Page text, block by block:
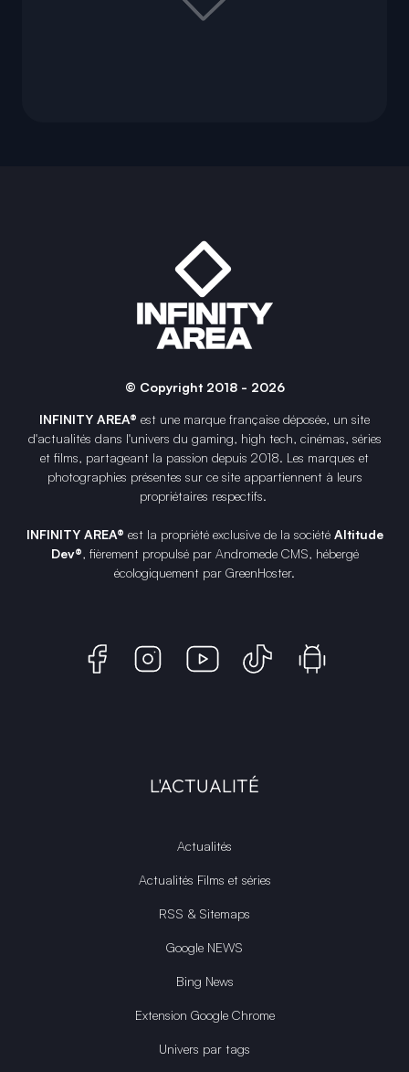
© Copyright 2018 - 2026
INFINITY AREA® est une marque française déposée, un site
d'actualités dans l'univers du gaming, high tech, cinémas, séries
et films, partageant la passion depuis 2018. Les marques et
photographies présentes sur ce site appartiennent à leurs
propriétaires respectifs.
INFINITY AREA® est la propriété exclusive de la société Altitude
Dev®, fièrement propulsé par Andromede CMS, hébergé
écologiquement par GreenHoster.
L'ACTUALITÉ
Actualités
Actualités Films et séries
RSS & Sitemaps
Google NEWS
Bing News
Extension Google Chrome
Univers par tags